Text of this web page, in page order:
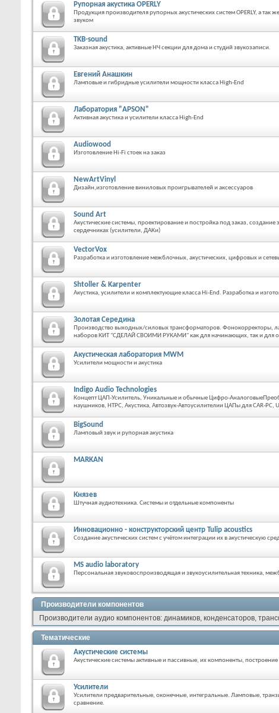
Рупорная акустика OPERLY
Продукция производителя рупорных акустических систем OPERLY, а
звуком
TKB-sound
Заказная акустика, активные НЧ секции для дома и студий звукозаписи.
Евгений Анашкин
Ламповые и гибридные усилители мощности класса High-End
Лаборатория "APSON"
Активная акустика и усилители класса Нigh-End
Audiowood
Изготовление Hi-Fi стоек на заказ
NewArtVinyl
Дизайн,изготовление виниловых проигрывателей и аксессуаров
Sound Art
Акустические системы, проектирование и постройка под заказ,
сердечниках (усилители, ДАКи)
VectorVox
Разработка и изготовление межблочных, акустических, цифровых и
Shtoller & Karpenter
Акустика, усилители и комплектующие класса Hi-End. Разработка и
Золотая Середина
Производство выходных/силовых трансформаторов. Фонокорректоры,
наборов КИТ "СДЕЛАЙ СВОИМИ РУКАМИ" как для начинающих, так и для
Акустическая лаборатория MWM
Усилители мощности и акустика
Indigo Audio Technologies
Концепт ЦАП-Усилитель, Уникальные и обычные Цифро-
наушников, HTPC, Акустика, Автозвук-Автоусилителии ЦАПы для CAR-PC,
BigSound
Ламповый звук и рупорная акустика
MARKAN
Князев
Штучная аудиотехника. Системы и отдельные компоненты
Инновационно - конструкторский центр Tulip acoustics
Создание акустических систем с учётом интеграции их в акустическую
MS audio laboratory
Персональная звуковоспроизводящая и звукоусилительная техника,
Производители компонентов
Производители аудио компонентов: динамиков, конденсаторов,
Тематические
Акустические системы
Акустические системы активные и пассивные, их компоненты,
Усилители
Усилители предварительные, оконечные, интегральные. Ламповые,
сравнение.